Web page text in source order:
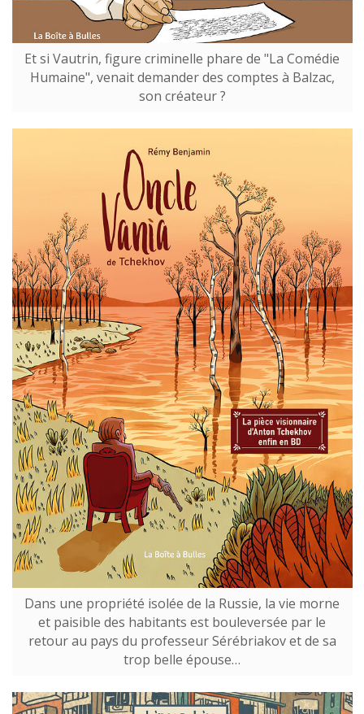
Et si Vautrin, figure criminelle phare de "La Comédie
Humaine", venait demander des comptes à Balzac,
son créateur ?
Dans une propriété isolée de la Russie, la vie morne
et paisible des habitants est bouleversée par le
retour au pays du professeur Sérébriakov et de sa
trop belle épouse…